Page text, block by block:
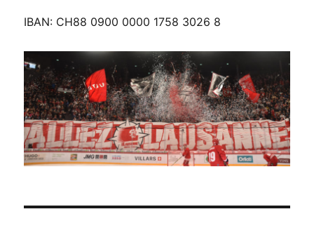
IBAN: CH88 0900 0000 1758 3026 8